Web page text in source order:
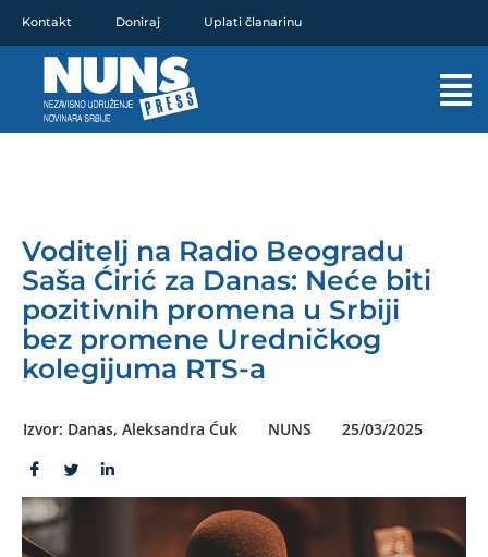
sadržaj
Kontakt Doniraj Uplati članarinu
Voditelj na Radio Beogradu
Saša Ćirić za Danas: Neće biti
pozitivnih promena u Srbiji
bez promene Uredničkog
kolegijuma RTS-a
Izvor: Danas, Aleksandra Ćuk NUNS 25/03/2025